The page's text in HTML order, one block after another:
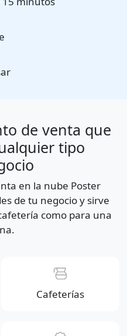
de venta que
tipo
en la nube Poster
de tu negocio y sirve
como para una
Cafeterías